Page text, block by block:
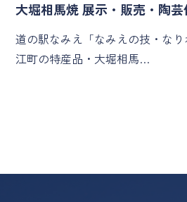
大堀相馬焼 展示・販売・陶
道の駅なみえ「なみえの技・な
江町の特産品・大堀相馬…